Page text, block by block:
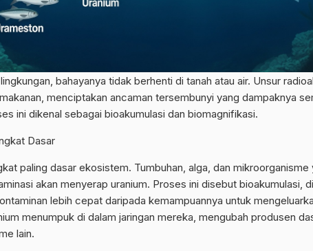
bahayanya tidak berhenti di tanah atau air. Unsur
menciptakan ancaman tersembunyi yang dampaknya
ini dikenal sebagai bioakumulasi dan biomagnifikasi.
Dasar
paling dasar ekosistem. Tumbuhan, alga, dan mikroorganisme
akan menyerap uranium. Proses ini disebut bioakumulasi,
lebih cepat daripada kemampuannya untuk
menumpuk di dalam jaringan mereka, mengubah produsen
lain.